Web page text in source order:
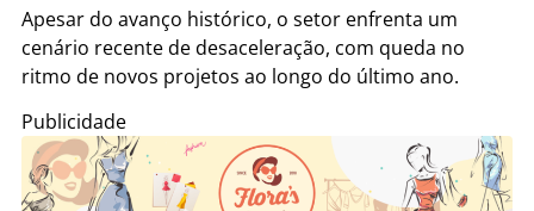
Apesar do avanço histórico, o setor enfrenta um
cenário recente de desaceleração, com queda no
ritmo de novos projetos ao longo do último ano.
Publicidade